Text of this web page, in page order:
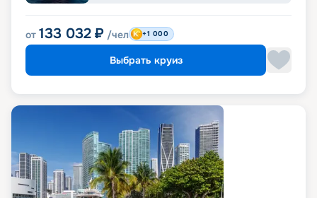
от 133 032 ₽ /чел +1 000
Выбрать круиз